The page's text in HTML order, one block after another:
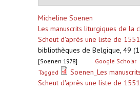
Micheline Soenen
Les manuscrits liturgiques de la
Scheut d'après une liste de 1551
bibliothèques de Belgique, 49
[Soenen 1978] Google Scholar
Tagged
Soenen_Les
Scheut d'après une liste de